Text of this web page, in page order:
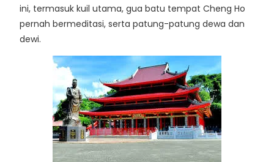
ini, termasuk kuil utama, gua batu tempat Cheng Ho
pernah bermeditasi, serta patung-patung dewa dan
dewi.